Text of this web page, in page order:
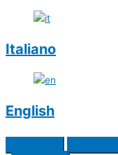
Italiano
English